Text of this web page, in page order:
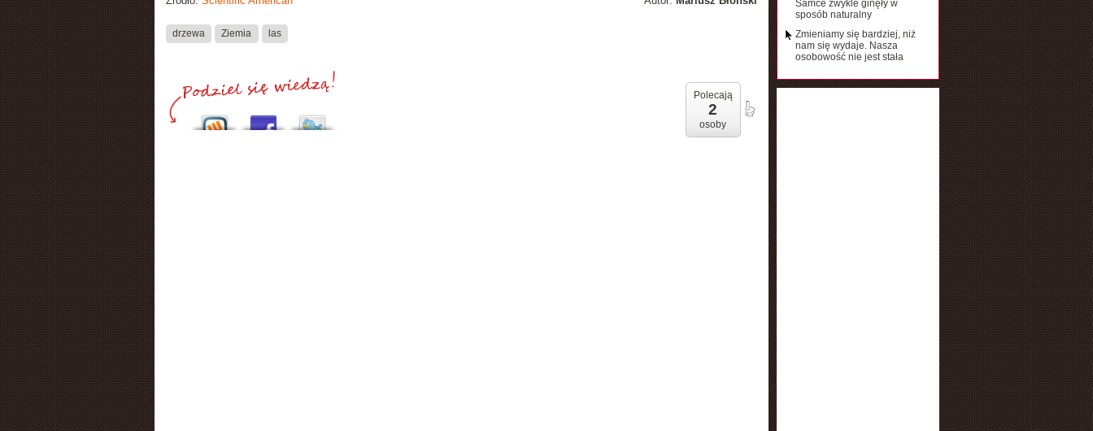
drzewa Ziemia las
Polecają
2
osoby
Samce zwykle ginęły w
sposób naturalny
Zmieniamy się bardziej, niż
nam się wydaje. Nasza
osobowość nie jest stała